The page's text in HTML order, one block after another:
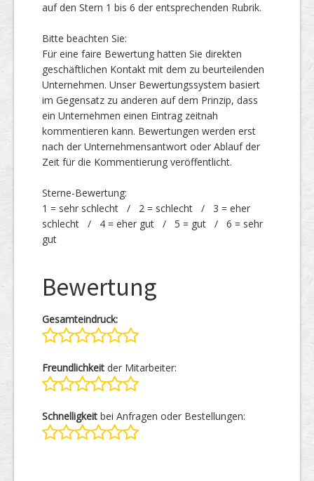
auf den Stern 1 bis 6 der entsprechenden Rubrik.
Bitte beachten Sie:
Für eine faire Bewertung hatten Sie direkten
geschäftlichen Kontakt mit dem zu beurteilenden
Unternehmen. Unser Bewertungssystem basiert
im Gegensatz zu anderen auf dem Prinzip, dass
ein Unternehmen einen Eintrag zeitnah
kommentieren kann. Bewertungen werden erst
nach der Unternehmensantwort oder Ablauf der
Zeit für die Kommentierung veröffentlicht.
Sterne-Bewertung:
1 = sehr schlecht / 2 = schlecht / 3 = eher
schlecht / 4 = eher gut / 5 = gut / 6 = sehr
gut
Bewertung
Gesamteindruck:
Freundlichkeit der Mitarbeiter:
Schnelligkeit bei Anfragen oder Bestellungen: